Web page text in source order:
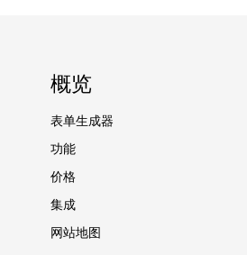
概览
表单生成器
功能
价格
集成
网站地图